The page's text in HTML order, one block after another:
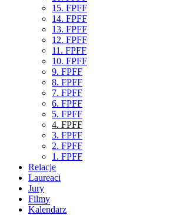
15. FPFF
14. FPFF
13. FPFF
12. FPFF
11. FPFF
10. FPFF
9. FPFF
8. FPFF
7. FPFF
6. FPFF
5. FPFF
4. FPFF
3. FPFF
2. FPFF
1. FPFF
Relacje
Laureaci
Jury
Filmy
Kalendarz